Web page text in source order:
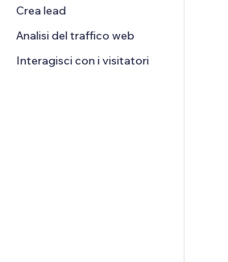
Grafici e tabelle
Crea lead
Analisi del traffico web
Interagisci con i visitatori